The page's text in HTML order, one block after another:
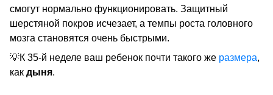
смогут нормально функционировать. Защитный
шерстяной покров исчезает, а темпы роста головного
мозга становятся очень быстрыми.
💡К 35-й неделе ваш ребенок почти такого же размера,
как дыня.